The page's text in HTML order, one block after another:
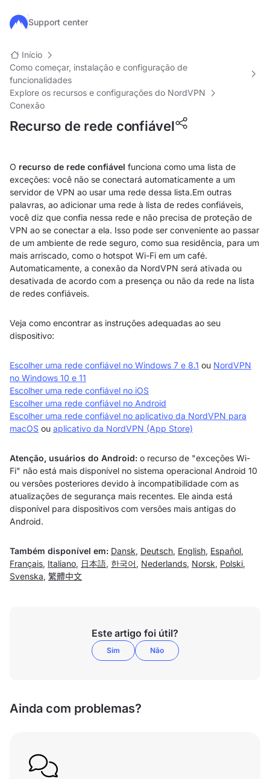
Ir para o conteúdo principal
Support center
Início
Como começar, instalação e configuração de
funcionalidades
Explore os recursos e configurações do NordVPN
Conexão
Recurso de rede confiável
O recurso de rede confiável funciona como uma lista de
exceções: você não se conectará automaticamente a um
servidor de VPN ao usar uma rede dessa lista.Em outras
palavras, ao adicionar uma rede à lista de redes confiáveis,
você diz que confia nessa rede e não precisa de proteção de
VPN ao se conectar a ela. Isso pode ser conveniente ao passar
de um ambiente de rede seguro, como sua residência, para um
mais arriscado, como o hotspot Wi-Fi em um café.
Automaticamente, a conexão da NordVPN será ativada ou
desativada de acordo com a presença ou não da rede na lista
de redes confiáveis.
Veja como encontrar as instruções adequadas ao seu
dispositivo:
Escolher uma rede confiável no Windows 7 e 8.1 ou NordVPN
no Windows 10 e 11
Escolher uma rede confiável no iOS
Escolher uma rede confiável no Android
Escolher uma rede confiável no aplicativo da NordVPN para
macOS ou aplicativo da NordVPN (App Store)
Atenção, usuários do Android: o recurso de "exceções Wi-
Fi" não está mais disponível no sistema operacional Android 10
ou versões posteriores devido à incompatibilidade com as
atualizações de segurança mais recentes. Ele ainda está
disponível para dispositivos com versões mais antigas do
Android.
Também disponível em: Dansk, Deutsch, English, Español,
Français, Italiano, 日本語, 한국어 , Nederlands, Norsk, Polski,
Svenska, 繁體中文
Este artigo foi útil?
Sim Não
Ainda com problemas?